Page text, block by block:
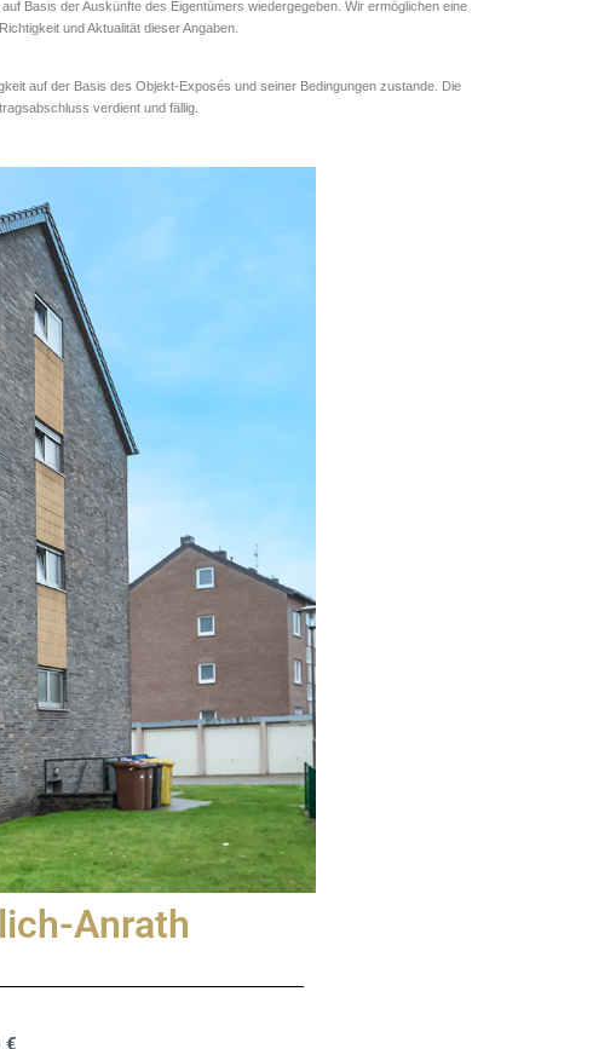
Basis der Auskünfte des Eigentümers wiedergegeben. Wir ermöglichen eine
und Aktualität dieser Angaben.
auf der Basis des Objekt-Exposés und seiner Bedingungen zustande. Die
verdient und fällig.
Anrath
€